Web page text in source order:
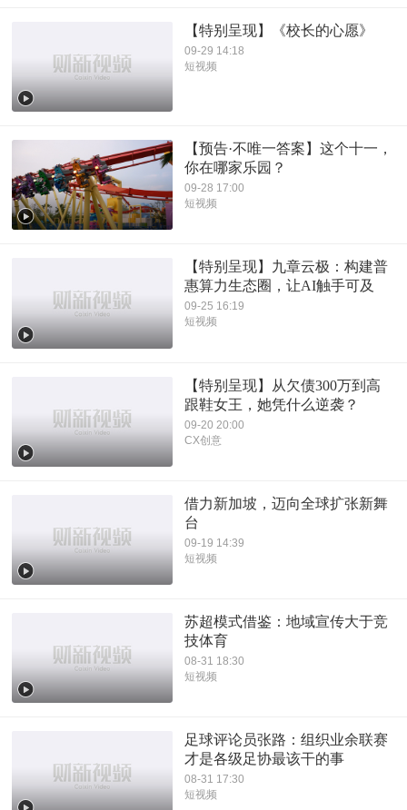
【特别呈现】《校长的心愿》
09-29 14:18
短视频
【预告·不唯一答案】这个十一，
你在哪家乐园？
09-28 17:00
短视频
【特别呈现】九章云极：构建普
惠算力生态圈，让AI触手可及
09-25 16:19
短视频
【特别呈现】从欠债300万到高
跟鞋女王，她凭什么逆袭？
09-20 20:00
CX创意
借力新加坡，迈向全球扩张新舞
台
09-19 14:39
短视频
苏超模式借鉴：地域宣传大于竞
技体育
08-31 18:30
短视频
足球评论员张路：组织业余联赛
才是各级足协最该干的事
08-31 17:30
短视频